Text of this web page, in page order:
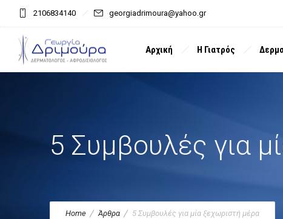
2106834140 georgiadrimoura@yahoo.gr
Αρχική Η Γιατρός
5 Συμβουλές για
Home Άρθρα 5 Συμβουλές για μία ξεχωριστή μέρα